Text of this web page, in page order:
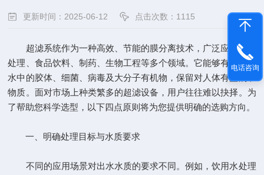
更新时间：2025-06-12 点击次数：1115
超滤系统作为一种高效、节能的膜分离技术，广泛应用于水
处理、食品饮料、制药、生物工程等多个领域。它能够有效去除
水中的胶体、细菌、病毒及大分子有机物，保留对人体有益的矿
物质。面对市场上种类繁多的超滤设备，用户往往难以抉择。为
了帮助您科学选型，以下四点原则将为您提供明确的选购方向。
一、明确处理目标与水质要求
不同的应用场景对出水水质的要求不同。例如，饮用水处理
电话咨询